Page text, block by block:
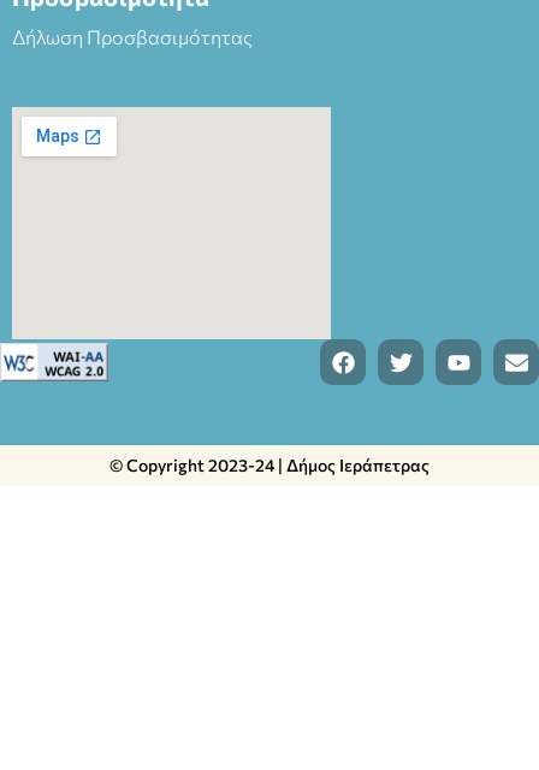
Δήλωση Προσβασιμότητας
© Copyright 2023-24 | Δήμος Ιεράπετρας